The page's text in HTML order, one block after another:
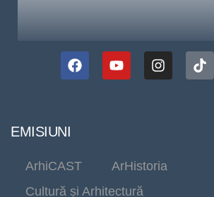
EMISIUNI
ArhiCAST
ArHistoria
Cultură și Arhitectură